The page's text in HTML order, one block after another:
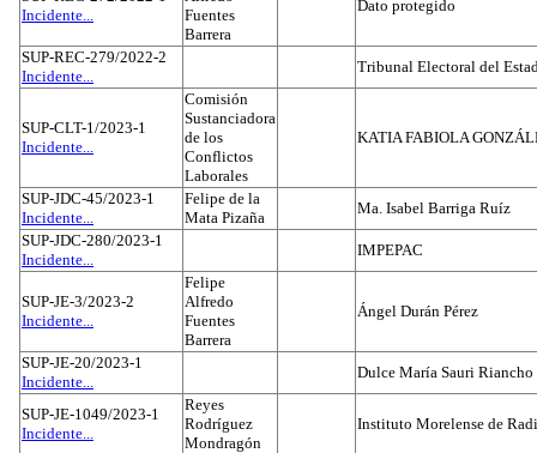
Incidente...
Fuentes
Barrera
Dato protegido
SUP-REC-279/2022-2
Incidente...
Tribunal Electoral del
SUP-CLT-1/2023-1
Incidente...
Comisión
Sustanciadora
de los
Conflictos
Laborales
KATIA FABIOLA
SUP-JDC-45/2023-1
Incidente...
Felipe de la
Mata Pizaña
Ma. Isabel Barriga Ruíz
SUP-JDC-280/2023-1
Incidente...
IMPEPAC
SUP-JE-3/2023-2
Incidente...
Felipe
Alfredo
Fuentes
Barrera
Ángel Durán Pérez
SUP-JE-20/2023-1
Incidente...
Dulce María Sauri
SUP-JE-1049/2023-1
Incidente...
Reyes
Rodríguez
Mondragón
Instituto Morelense de